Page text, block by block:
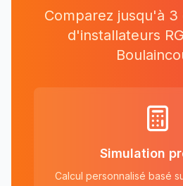
Comparez jusqu'à 3
d'installateurs
Simulation
Calcul personnalisé basé